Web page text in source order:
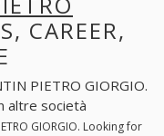
CAREER,
PIETRO GIORGIO.
altre società
GIORGIO. Looking for